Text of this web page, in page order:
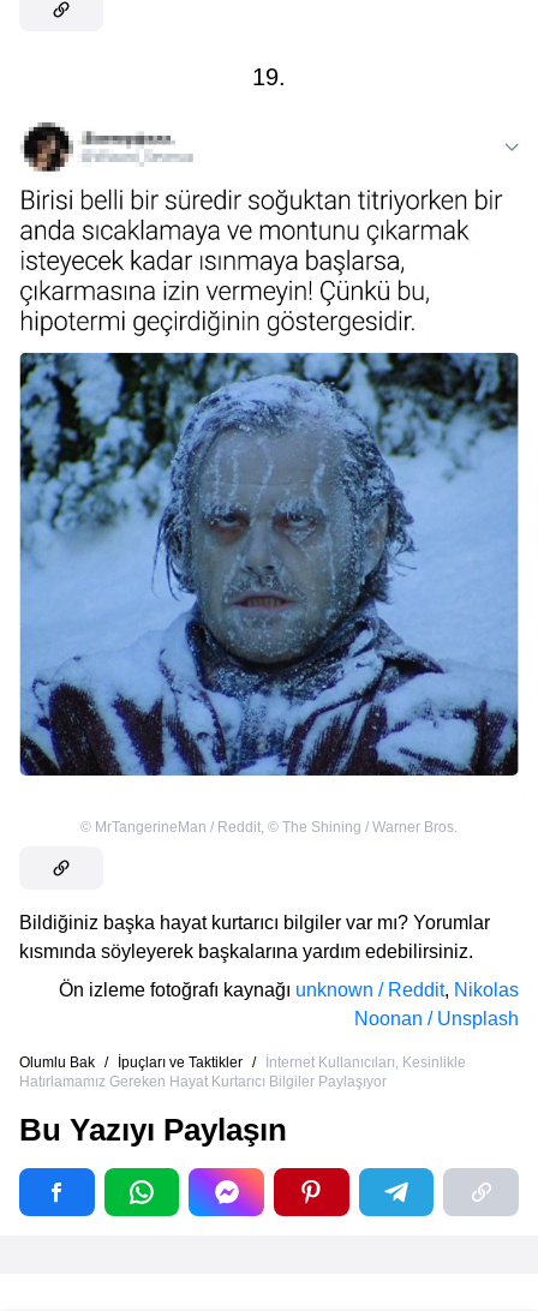
19.
© MrTangerineMan / Reddit, © The Shining / Warner Bros.
Bildiğiniz başka hayat kurtarıcı bilgiler var mı? Yorumlar
kısmında söyleyerek başkalarına yardım edebilirsiniz.
Ön izleme fotoğrafı kaynağı unknown / Reddit, Nikolas
Noonan / Unsplash
Olumlu Bak / İpuçları ve Taktikler /
İnternet Kullanıcıları, Kesinlikle
Hatırlamamız Gereken Hayat Kurtarıcı Bilgiler Paylaşıyor
Bu Yazıyı Paylaşın